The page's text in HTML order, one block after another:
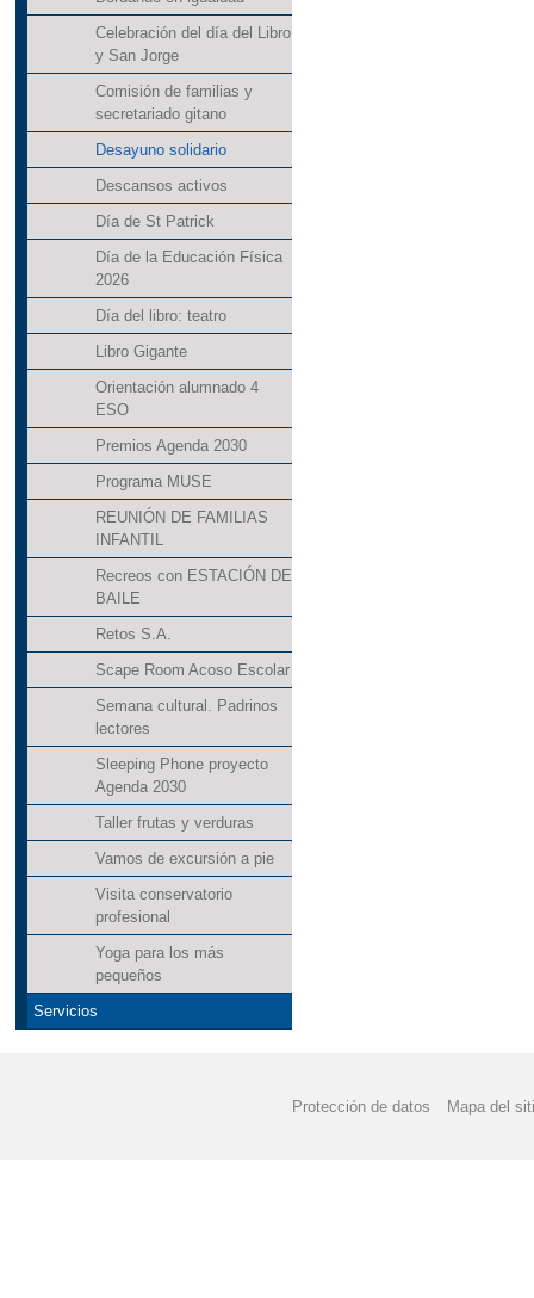
Celebración del día del Libro
y San Jorge
Comisión de familias y
secretariado gitano
Desayuno solidario
Descansos activos
Día de St Patrick
Día de la Educación Física
2026
Día del libro: teatro
Libro Gigante
Orientación alumnado 4
ESO
Premios Agenda 2030
Programa MUSE
REUNIÓN DE FAMILIAS
INFANTIL
Recreos con ESTACIÓN DE
BAILE
Retos S.A.
Scape Room Acoso Escolar
Semana cultural. Padrinos
lectores
Sleeping Phone proyecto
Agenda 2030
Taller frutas y verduras
Vamos de excursión a pie
Visita conservatorio
profesional
Yoga para los más
pequeños
Servicios
Protección de datos Mapa del